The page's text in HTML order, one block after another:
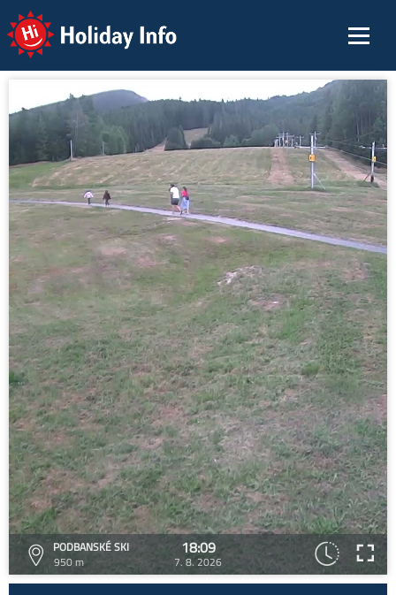
Holiday Info
PODBANSKÉ SKI
950 m
18:09
7. 8. 2026